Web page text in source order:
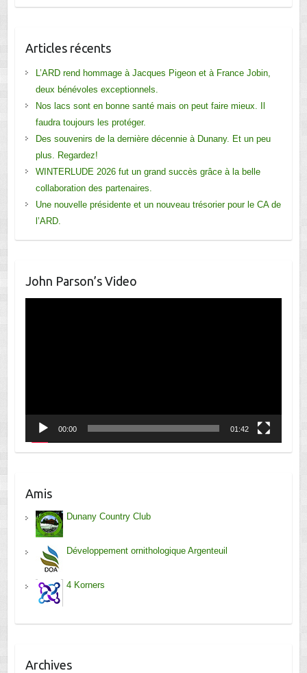
Articles récents
L’ARD rend hommage à Jacques Pigeon et à France Jobin,
deux bénévoles exceptionnels.
Nos lacs sont en bonne santé mais on peut faire mieux. Il
faudra toujours les protéger.
Des souvenirs de la dernière décennie à Dunany. Et un peu
plus. Regardez!
WINTERLUDE 2026 fut un grand succès grâce à la belle
collaboration des partenaires.
Une nouvelle présidente et un nouveau trésorier pour le CA de
l’ARD.
John Parson’s Video
00:00 01:42
Amis
Dunany Country Club
Développement ornithologique Argenteuil
4 Korners
Archives